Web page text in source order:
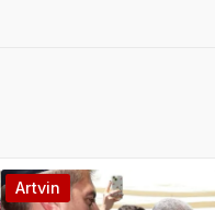
Artvin